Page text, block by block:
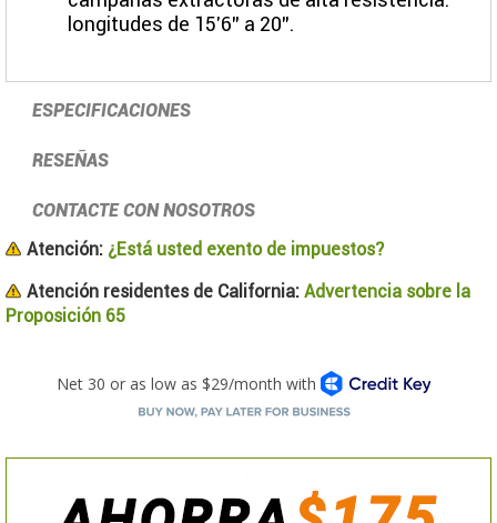
longitudes de 15'6" a 20".
ESPECIFICACIONES
RESEÑAS
CONTACTE CON NOSOTROS
Atención: ¿Está usted exento de impuestos?
Atención residentes de California: Advertencia sobre la
Proposición 65